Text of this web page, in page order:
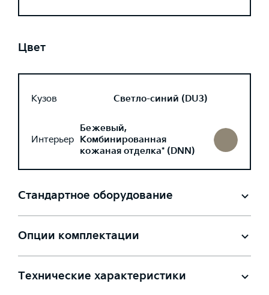
Цвет
Кузов Светло-синий (DU3)
Интерьер
Бежевый,
Комбинированная
кожаная отделка* (DNN)
Стандартное оборудование
Опции комплектации
Технические характеристики